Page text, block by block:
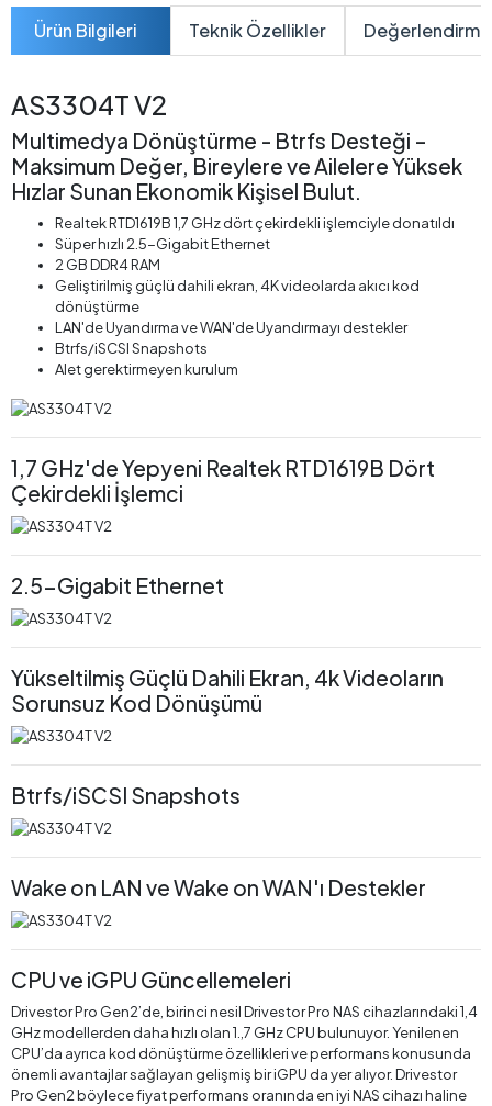
Ürün Bilgileri Teknik Özellikler
AS3304T V2
Multimedya Dönüştürme - Btrfs Desteği –
Maksimum Değer, Bireylere ve Ailelere Yüksek
Hızlar Sunan Ekonomik Kişisel Bulut.
Realtek RTD1619B 1,7 GHz dört çekirdekli işlemciyle donatıldı
Süper hızlı 2.5-Gigabit Ethernet
2 GB DDR4 RAM
Geliştirilmiş güçlü dahili ekran, 4K videolarda akıcı kod
dönüştürme
LAN'de Uyandırma ve WAN'de Uyandırmayı destekler
Btrfs/iSCSI Snapshots
Alet gerektirmeyen kurulum
1,7 GHz'de Yepyeni Realtek RTD1619B Dört
Çekirdekli İşlemci
2.5-Gigabit Ethernet
Yükseltilmiş Güçlü Dahili Ekran, 4k Videoların
Sorunsuz Kod Dönüşümü
Btrfs/iSCSI Snapshots
Wake on LAN ve Wake on WAN'ı Destekler
CPU ve iGPU Güncellemeleri
Drivestor Pro Gen2’de, birinci nesil Drivestor Pro NAS cihazlarındaki 1,4
GHz modellerden daha hızlı olan 1.,7 GHz CPU bulunuyor. Yenilenen
CPU’da ayrıca kod dönüştürme özellikleri ve performans konusunda
önemli avantajlar sağlayan gelişmiş bir iGPU da yer alıyor. Drivestor
Pro Gen2 böylece fiyat performans oranında en iyi NAS cihazı haline